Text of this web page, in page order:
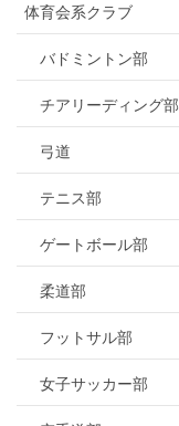
体育会系クラブ
バドミントン部
チアリーディング部
弓道
テニス部
ゲートボール部
柔道部
フットサル部
女子サッカー部